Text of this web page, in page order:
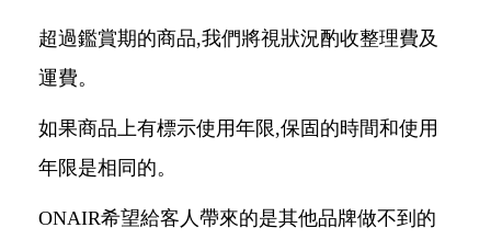
超過鑑賞期的商品,我們將視狀況酌收整理費及
運費。
如果商品上有標示使用年限,保固的時間和使用
年限是相同的。
ONAIR希望給客人帶來的是其他品牌做不到的